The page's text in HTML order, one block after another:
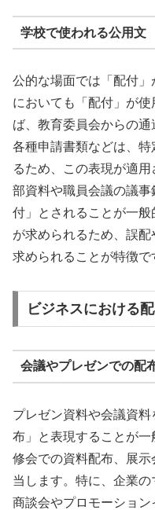
学校で使われる公用文
公的な場面では「配付
においても「配付」が
ば、教育委員会からの通
各種申請書類などは、
るため、この表現が適
部資料や職員会議の議
付」とされることが一
が求められるため、誤配
求められることが特徴で
ビジネスにおける
会議やプレゼンでの配
プレゼン資料や会議資
布」と表現することが
修会での資料配布、展
当します。特に、企業の
商談会やプロモーショ